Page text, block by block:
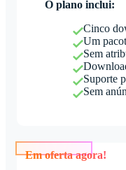
O plano inclui:
Cinco
Um
Sem
Suporte
Sem